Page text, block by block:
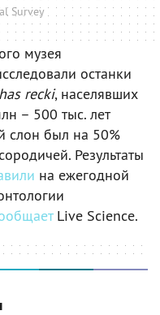
Survey
музея
останки
recki, населявших
– 500 тыс. лет
слон был на 50%
Результаты
на ежегодной
Live Science.